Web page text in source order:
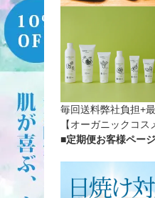
毎回送料弊社負担+
【オーガニックコス
■定期便お客様ペー